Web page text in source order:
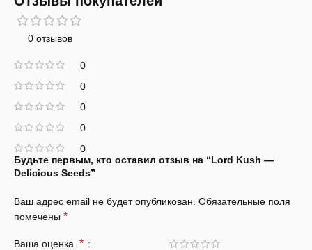
0 отзывов
0
0
0
0
0
Будьте первым, кто оставил отзыв на “Lord Kush —
Delicious Seeds”
Ваш адрес email не будет опубликован. Обязательные поля
помечены *
Ваша оценка *